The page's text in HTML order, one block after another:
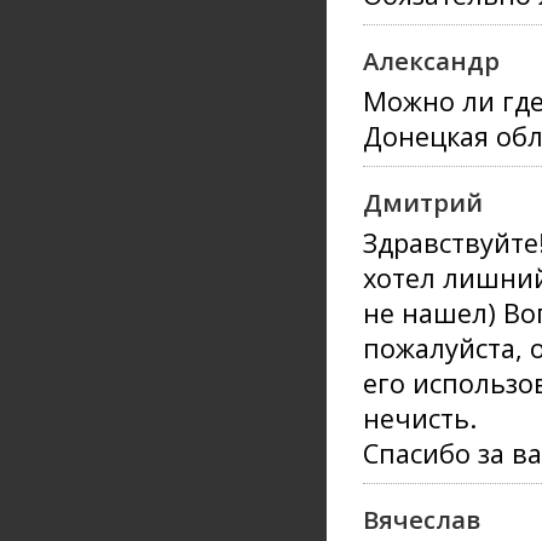
Александр
Можно ли
Донецкая
Дмитрий
хотел
не нашел)
пожалуйста,
его
нечисть.
Спасибо за
Вячеслав